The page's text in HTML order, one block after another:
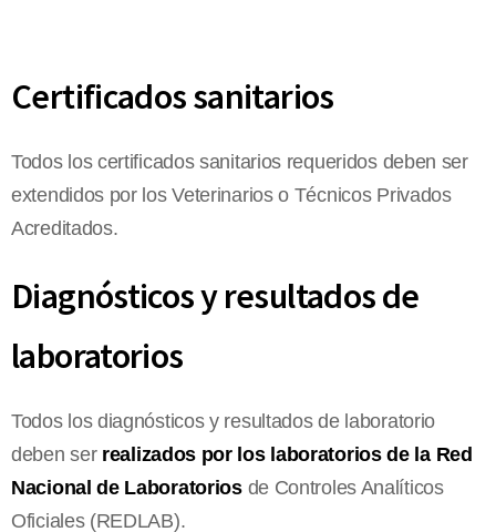
Certificados sanitarios
Todos los certificados sanitarios requeridos deben ser
extendidos por los Veterinarios o Técnicos Privados
Acreditados.
Diagnósticos y resultados de
laboratorios
Todos los diagnósticos y resultados de laboratorio
deben ser realizados por los laboratorios de la Red
Nacional de Laboratoriosde Controles Analíticos
Oficiales (REDLAB).